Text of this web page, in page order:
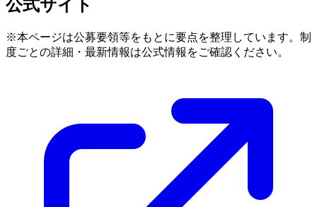
公式サイト
※本ページは公募要領等をもとに要点を整理しています。制
度ごとの詳細・最新情報は公式情報をご確認ください。